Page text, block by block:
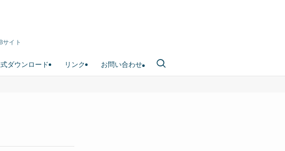
イト
ダウンロード リンク お問い合わせ